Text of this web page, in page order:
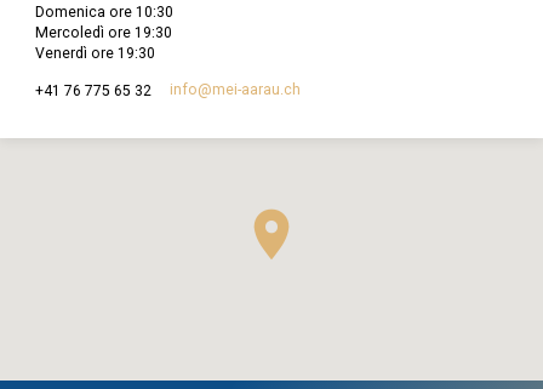
Domenica ore 10:30
Mercoledì ore 19:30
Venerdì ore 19:30
+41 76 775 65 32 info​@mei-aarau.ch